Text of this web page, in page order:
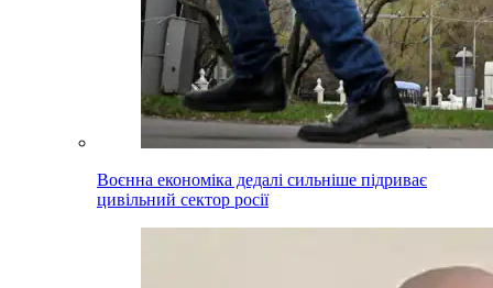
Воєнна економіка дедалі сильніше підриває
цивільний сектор росії